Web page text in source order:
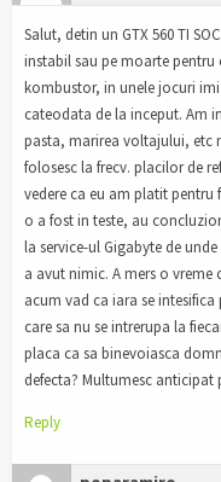
Salut, detin un GTX 560 TI
instabil sau pe moarte pentru
kombustor, in unele jocuri
cateodata de la inceput. Am
pasta, marirea voltajului, etc
folosesc la frecv. placilor de
vedere ca eu am platit
o a fost in teste, au
la service-ul Gigabyte de
a avut nimic. A mers o vreme
acum vad ca iara se
care sa nu se intrerupa la
placa ca sa binevoiasca
defecta? Multumesc anticipat
Reply